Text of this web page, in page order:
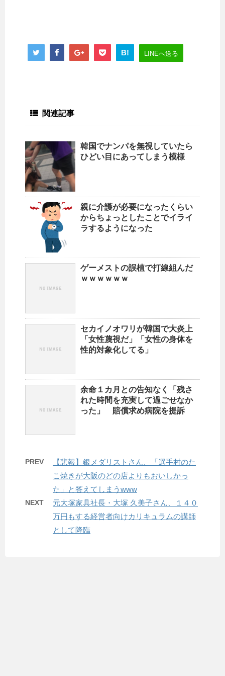
B! LINEへ送る
関連記事
韓国でナンパを無視していたら
ひどい目にあってしまう模様
親に介護が必要になったくらい
からちょっとしたことでイライ
ラするようになった
ゲーメストの誤植で打線組んだ
ｗｗｗｗｗｗ
セカイノオワリが韓国で大炎上
「女性蔑視だ」「女性の身体を
性的対象化してる」
余命１カ月との告知なく「残さ
れた時間を充実して過ごせなか
った」 賠償求め病院を提訴
PREV
【悲報】銀メダリストさん、「選手村のた
こ焼きが大阪のどの店よりもおいしかっ
た」と答えてしまうwww
NEXT
元大塚家具社長・大塚 久美子さん、１４０
万円もする経営者向けカリキュラムの講師
として降臨